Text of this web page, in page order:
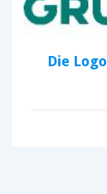
Die Logo